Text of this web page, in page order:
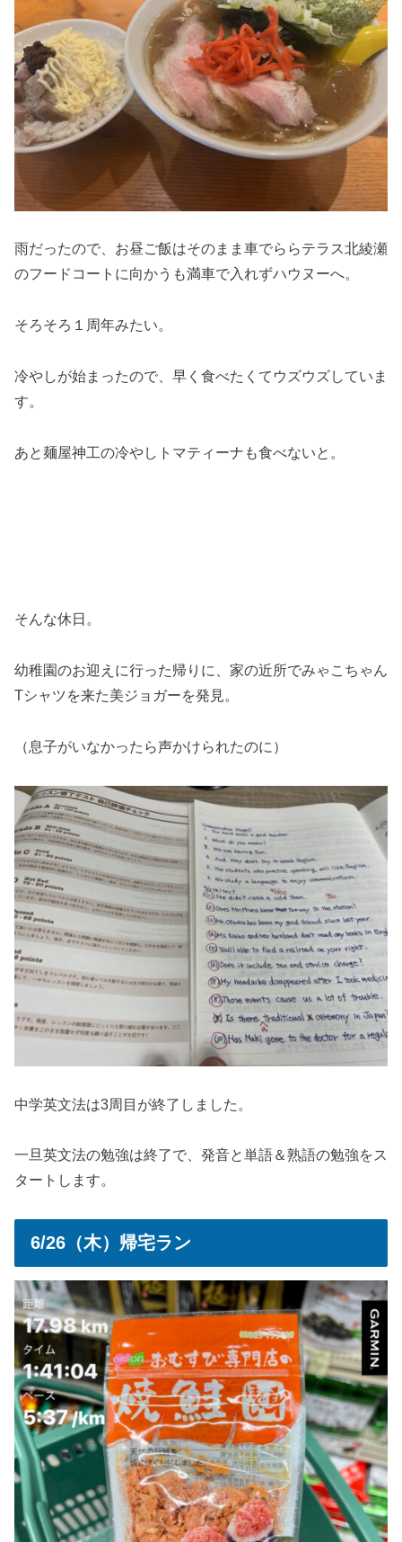
雨だったので、お昼ご飯はそのまま車でららテラス北綾瀬
のフードコートに向かうも満車で入れずハウヌーへ。
そろそろ１周年みたい。
冷やしが始まったので、早く食べたくてウズウズしていま
す。
あと麺屋神工の冷やしトマティーナも食べないと。
そんな休日。
幼稚園のお迎えに行った帰りに、家の近所でみゃこちゃん
Tシャツを来た美ジョガーを発見。
（息子がいなかったら声かけられたのに）
中学英文法は3周目が終了しました。
一旦英文法の勉強は終了で、発音と単語＆熟語の勉強をス
タートします。
6/26（木）帰宅ラン